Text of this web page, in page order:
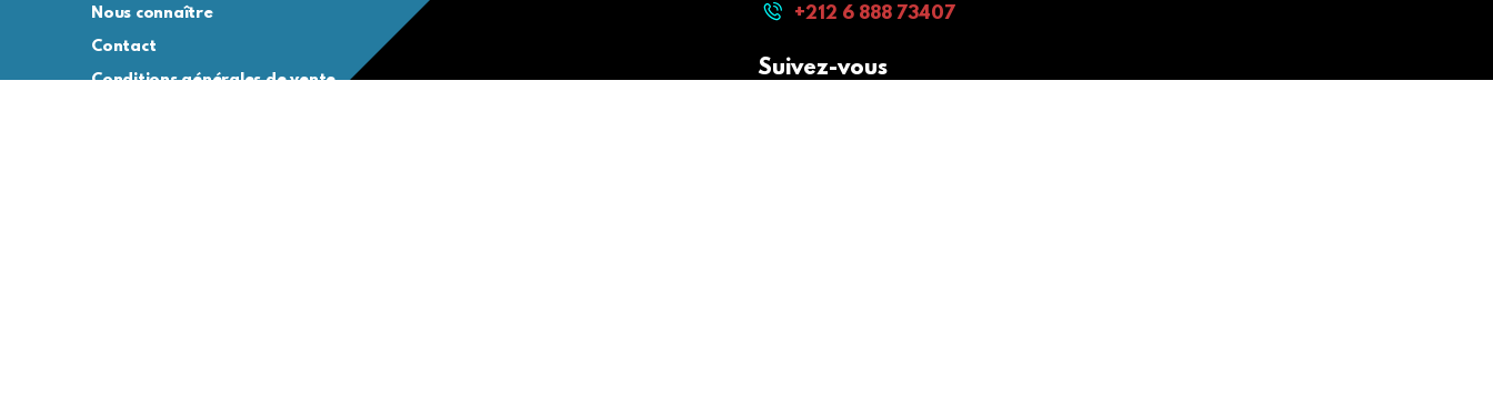
Nous connaître
Contact
Conditions générales de vente
+212 6 888 73407
Suivez-vous